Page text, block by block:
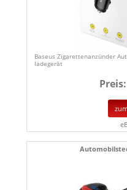
Baseus Zigarettenanzünder
ladegerät
Preis: